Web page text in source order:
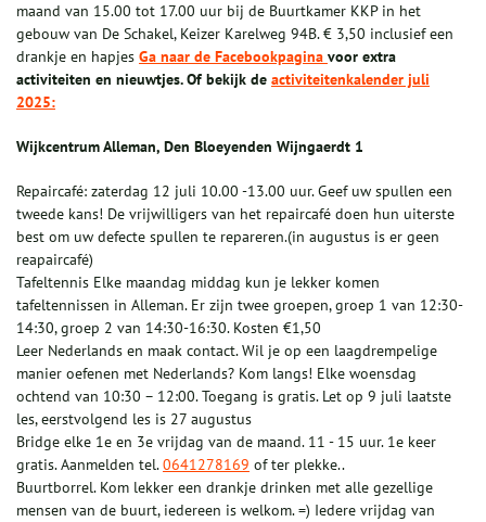
maand van 15.00 tot 17.00 uur bij de Buurtkamer KKP in het
gebouw van De Schakel, Keizer Karelweg 94B. € 3,50 inclusief een
drankje en hapjes Ga naar de Facebookpagina voor extra
activiteiten en nieuwtjes. Of bekijk de activiteitenkalender juli
2025:
Wijkcentrum Alleman, Den Bloeyenden Wijngaerdt 1
Repaircafé: zaterdag 12 juli 10.00 -13.00 uur. Geef uw spullen een
tweede kans! De vrijwilligers van het repaircafé doen hun uiterste
best om uw defecte spullen te repareren.(in augustus is er geen
reapaircafé)
Tafeltennis Elke maandag middag kun je lekker komen
tafeltennissen in Alleman. Er zijn twee groepen, groep 1 van 12:30-
14:30, groep 2 van 14:30-16:30. Kosten €1,50
Leer Nederlands en maak contact. Wil je op een laagdrempelige
manier oefenen met Nederlands? Kom langs! Elke woensdag
ochtend van 10:30 – 12:00. Toegang is gratis. Let op 9 juli laatste
les, eerstvolgend les is 27 augustus
Bridge elke 1e en 3e vrijdag van de maand. 11 - 15 uur. 1e keer
gratis. Aanmelden tel.0641278169 of ter plekke..
Buurtborrel. Kom lekker een drankje drinken met alle gezellige
mensen van de buurt, iedereen is welkom. =) Iedere vrijdag van